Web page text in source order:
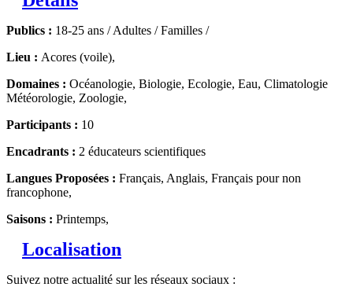
Publics : 18-25 ans / Adultes / Familles /
Lieu : Acores (voile),
Domaines : Océanologie, Biologie, Ecologie, Eau, Climatologie
Météorologie, Zoologie,
Participants : 10
Encadrants : 2 éducateurs scientifiques
Langues Proposées : Français, Anglais, Français pour non
francophone,
Saisons : Printemps,
Localisation
Suivez notre actualité sur les réseaux sociaux :